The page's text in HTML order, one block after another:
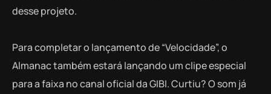
desse projeto.
Para completar o lançamento de “Velocidade”, o
Almanac também estará lançando um clipe especial
para a faixa no canal oficial da GIBI. Curtiu? O som já